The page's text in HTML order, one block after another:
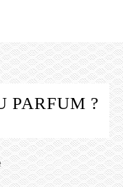
PARFUM ?